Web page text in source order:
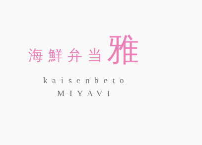
海鮮弁当 雅
kaisenbeto
MIYAVI